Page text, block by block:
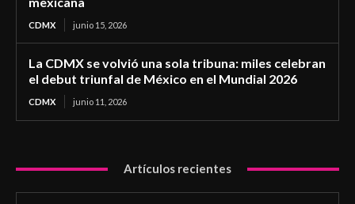
CDMX junio 15, 2026
La CDMX se volvió una sola tribuna: miles celebran
el debut triunfal de México en el Mundial 2026
CDMX junio 11, 2026
Artículos recientes